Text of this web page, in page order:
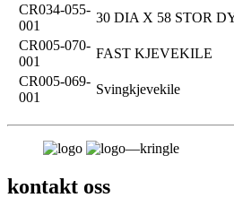
CR034-055-
001
30 DIA X 58 STOR
CR005-070-
001
FAST KJEVEKILE
CR005-069-
001
Svingkjevekile
kontakt oss